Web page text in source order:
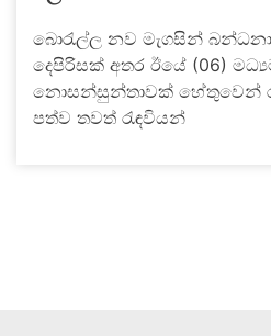
බොරැල්ල නව මැගසින්
දෙපිරිසක් අතර ඊයේ (06)
නොසන්සුන්තාවක් හේතුවෙන්
පත්ව තවත් රැඳවියන්